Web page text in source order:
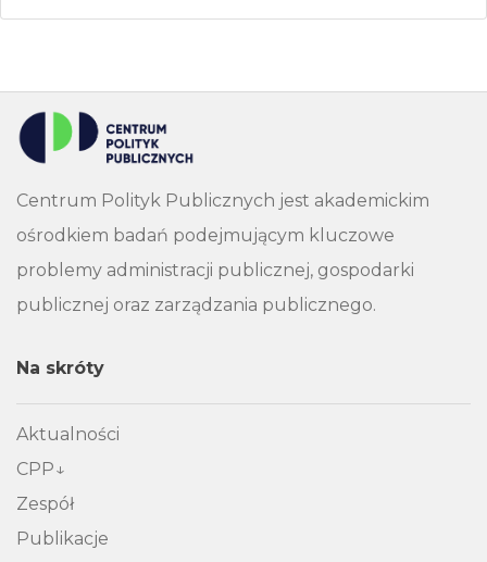
Centrum Polityk Publicznych jest akademickim
ośrodkiem badań podejmującym kluczowe
problemy administracji publicznej, gospodarki
publicznej oraz zarządzania publicznego.
Na skróty
Aktualności
CPP
Zespół
Publikacje